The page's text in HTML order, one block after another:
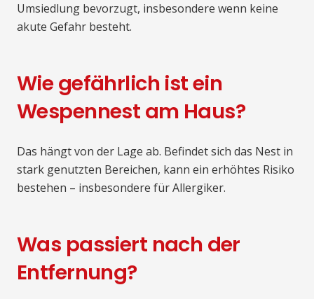
Umsiedlung bevorzugt, insbesondere wenn keine
akute Gefahr besteht.
Wie gefährlich ist ein
Wespennest am Haus?
Das hängt von der Lage ab. Befindet sich das Nest in
stark genutzten Bereichen, kann ein erhöhtes Risiko
bestehen – insbesondere für Allergiker.
Was passiert nach der
Entfernung?